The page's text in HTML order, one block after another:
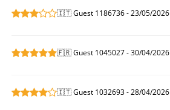
🇮🇹 Guest 1186736 - 23/05/2026
🇫🇷 Guest 1045027 - 30/04/2026
🇮🇹 Guest 1032693 - 28/04/2026